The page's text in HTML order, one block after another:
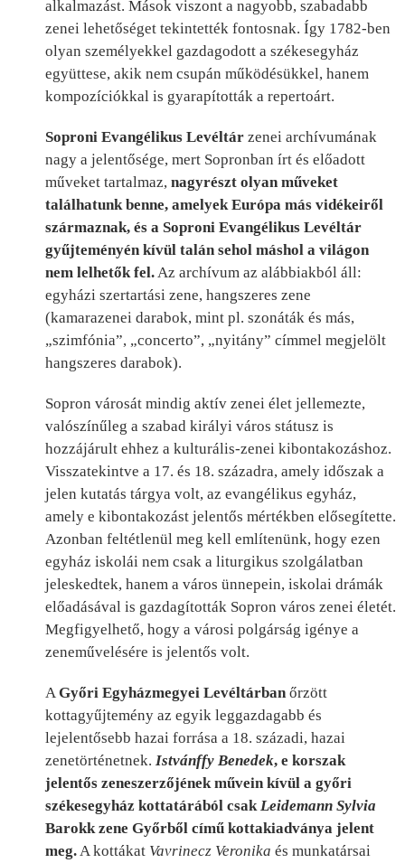
alkalmazást. Mások viszont a nagyobb, szabadabb
zenei lehetőséget tekintették fontosnak. Így 1782-ben
olyan személyekkel gazdagodott a székesegyház
együttese, akik nem csupán működésükkel, hanem
kompozíciókkal is gyarapították a repertoárt.
Soproni Evangélikus Levéltár zenei archívumának
nagy a jelentősége, mert Sopronban írt és előadott
műveket tartalmaz, nagyrészt olyan műveket
találhatunk benne, amelyek Európa más vidékeiről
származnak, és a Soproni Evangélikus Levéltár
gyűjteményén kívül talán sehol máshol a világon
nem lelhetők fel. Az archívum az alábbiakból áll:
egyházi szertartási zene, hangszeres zene
(kamarazenei darabok, mint pl. szonáták és más,
„szimfónia”, „concerto”, „nyitány” címmel megjelölt
hangszeres darabok).
Sopron városát mindig aktív zenei élet jellemezte,
valószínűleg a szabad királyi város státusz is
hozzájárult ehhez a kulturális-zenei kibontakozáshoz.
Visszatekintve a 17. és 18. századra, amely időszak a
jelen kutatás tárgya volt, az evangélikus egyház,
amely e kibontakozást jelentős mértékben elősegítette.
Azonban feltétlenül meg kell említenünk, hogy ezen
egyház iskolái nem csak a liturgikus szolgálatban
jeleskedtek, hanem a város ünnepein, iskolai drámák
előadásával is gazdagították Sopron város zenei életét.
Megfigyelhető, hogy a városi polgárság igénye a
zeneművelésére is jelentős volt.
A Győri Egyházmegyei Levéltárban őrzött
kottagyűjtemény az egyik leggazdagabb és
lejelentősebb hazai forrása a 18. századi, hazai
zenetörténetnek. Istvánffy Benedek, e korszak
jelentős zeneszerzőjének művein kívül a győri
székesegyház kottatárából csak Leidemann Sylvia
Barokk zene Győrből című kottakiadványa jelent
meg. A kottákat Vavrinecz Veronika és munkatársai